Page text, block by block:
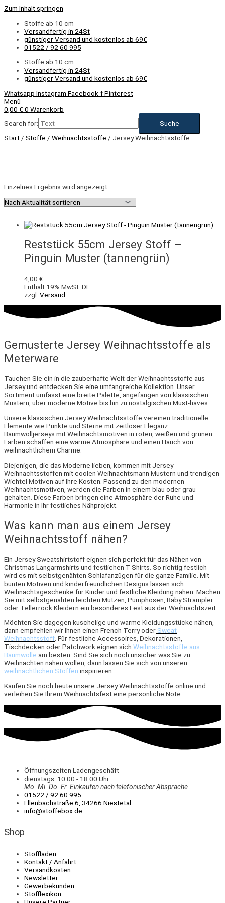
Zum Inhalt springen
Stoffe ab 10 cm
Versandfertig in 24St
günstiger Versand und kostenlos ab 69€
01522 / 92 60 995
Stoffe ab 10 cm
Versandfertig in 24St
günstiger Versand und kostenlos ab 69€
Whatsapp Instagram Facebook-fPinterest
Menü
0,00 € 0 Warenkorb
Search for:
Start / Stoffe / Weihnachtsstoffe / Jersey Weihnachtsstoffe
Einzelnes Ergebnis wird angezeigt
Reststück 55cm Jersey Stoff –
Pinguin Muster (tannengrün)
4,00 €
Enthält 19% MwSt. DE
zzgl. Versand
Gemusterte Jersey Weihnachtsstoffe als
Meterware
Tauchen Sie ein in die zauberhafte Welt der Weihnachtsstoffe aus
Jersey und entdecken Sie eine umfangreiche Kollektion. Unser
Sortiment umfasst eine breite Palette, angefangen von klassischen
Mustern, über moderne Motive bis hin zu nostalgischen Must-haves.
Unsere klassischen Jersey Weihnachtsstoffe vereinen traditionelle
Elemente wie Punkte und Sterne mit zeitloser Eleganz.
Baumwolljerseys mit Weihnachtsmotiven in roten, weißen und grünen
Farben schaffen eine warme Atmosphäre und einen Hauch von
weihnachtlichem Charme.
Diejenigen, die das Moderne lieben, kommen mit Jersey
Weihnachtsstoffen mit coolen Weihnachtsmann Mustern und trendigen
Wichtel Motiven auf Ihre Kosten. Passend zu den modernen
Weihnachtsmotiven, werden die Farben in einem blau oder grau
gehalten. Diese Farben bringen eine Atmosphäre der Ruhe und
Harmonie in Ihr festliches Nähprojekt.
Was kann man aus einem Jersey
Weihnachtsstoff nähen?
Ein Jersey Sweatshirtstoff eignen sich perfekt für das Nähen von
Christmas Langarmshirts und festlichen T-Shirts. So richtig festlich
wird es mit selbstgenähten Schlafanzügen für die ganze Familie. Mit
bunten Motiven und kinderfreundlichen Designs lassen sich
Weihnachtsgeschenke für Kinder und festliche Kleidung nähen. Machen
Sie mit selbstgenähten leichten Mützen, Pumphosen, Baby Strampler
oder Tellerrock Kleidern ein besonderes Fest aus der Weihnachtszeit.
Möchten Sie dagegen kuschelige und warme Kleidungsstücke nähen,
dann empfehlen wir Ihnen einen French Terry oder Sweat
Weihnachtsstoff. Für festliche Accessoires, Dekorationen,
Tischdecken oder Patchwork eignen sich Weihnachtsstoffe aus
Baumwolle am besten. Sind Sie sich noch unsicher was Sie zu
Weihnachten nähen wollen, dann lassen Sie sich von unseren
weihnachtlichen Stoffen inspirieren
Kaufen Sie noch heute unsere Jersey Weihnachtsstoffe online und
verleihen Sie Ihrem Weihnachtsfest eine persönliche Note.
Öffnungszeiten Ladengeschäft
dienstags: 10:00 - 18:00 Uhr
Mo. Mi. Do. Fr. Einkaufennach telefonischer Absprache
01522 / 92 60 995
Ellenbachstraße 6, 34266 Niestetal
info@stoffebox.de
Shop
Stoffladen
Kontakt / Anfahrt
Versandkosten
Newsletter
Gewerbekunden
Stofflexikon